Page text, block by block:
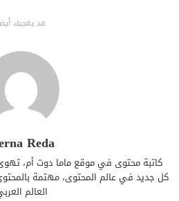
قد يعجبك
Reda
كاتبة محتوى في موقع ماما دوت أم، تهوى
كل جديد في عالم المحتوى، مهتمة
العالم